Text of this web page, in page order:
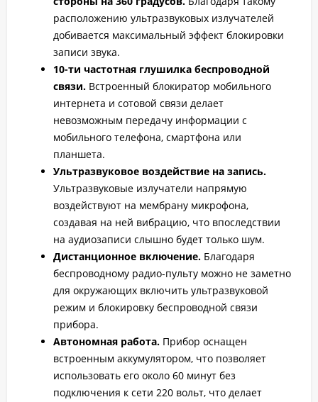
расположению ультразвуковых излучателей
добивается максимальный эффект блокировки
записи звука.
10-ти частотная глушилка беспроводной
связи. Встроенный блокиратор мобильного
интернета и сотовой связи делает
невозможным передачу информации с
мобильного телефона, смартфона или
планшета.
Ультразвуковое воздействие на запись.
Ультразвуковые излучатели напрямую
воздействуют на мембрану микрофона,
создавая на ней вибрацию, что впоследствии
на аудиозаписи слышно будет только шум.
Дистанционное включение. Благодаря
беспроводному радио-пульту можно не заметно
для окружающих включить ультразвуковой
режим и блокировку беспроводной связи
прибора.
Автономная работа. Прибор оснащен
встроенным аккумулятором, что позволяет
использовать его около 60 минут без
подключения к сети 220 вольт, что делает